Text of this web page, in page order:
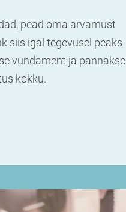
pead oma arvamust
siis igal tegevusel peaks
vundament ja pannakse
kokku.